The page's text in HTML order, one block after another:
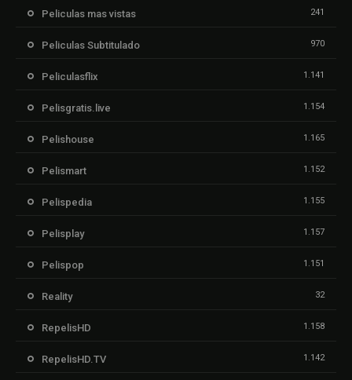
Peliculas mas vistas 241
Peliculas Subtitulado 970
Peliculasflix 1.141
Pelisgratis.live 1.154
Pelishouse 1.165
Pelismart 1.152
Pelispedia 1.155
Pelisplay 1.157
Pelispop 1.151
Reality 32
RepelisHD 1.158
RepelisHD.TV 1.142